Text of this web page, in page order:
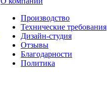
Производство
Технические требования
Дизайн-студия
Отзывы
Благодарности
Политика